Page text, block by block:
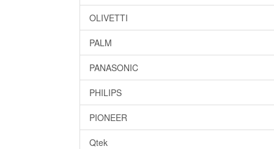
OLIVETTI
PALM
PANASONIC
PHILIPS
PIONEER
Qtek